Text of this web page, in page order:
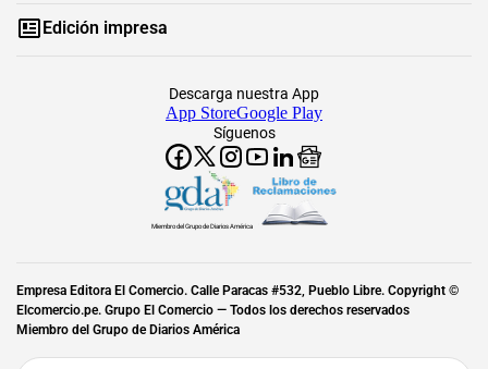
Edición impresa
Síguenos
Descarga nuestra App
App StoreGoogle Play
Miembro del Grupo de Diarios América
Empresa Editora El Comercio. Calle Paracas #532, Pueblo Libre. Copyright ©
Elcomercio.pe. Grupo El Comercio — Todos los derechos reservados
Miembro del Grupo de Diarios América